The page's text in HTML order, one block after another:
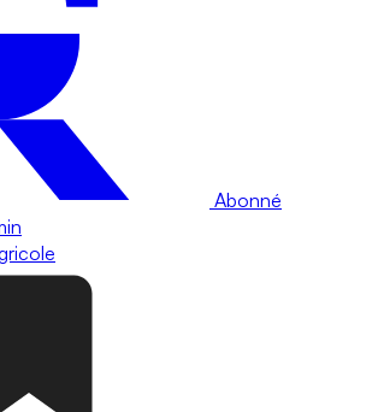
Abonné